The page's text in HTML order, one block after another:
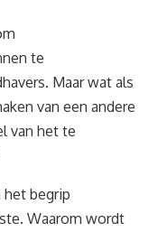
te
Maar wat als
van een andere
van het te
het begrip
Waarom wordt